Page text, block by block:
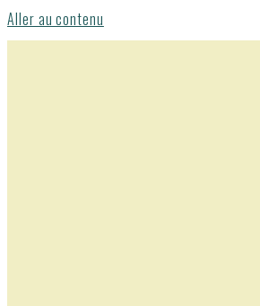
Aller au contenu